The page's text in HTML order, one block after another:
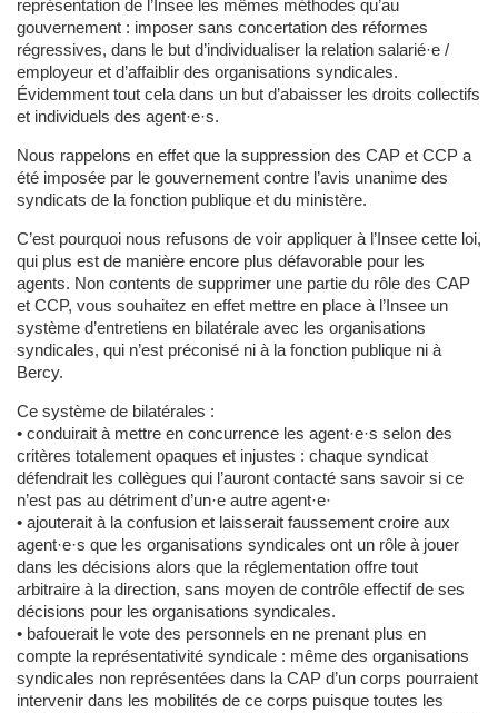
représentation de l’Insee les mêmes méthodes qu’au
gouvernement : imposer sans concertation des réformes
régressives, dans le but d’individualiser la relation salarié·e /
employeur et d’affaiblir des organisations syndicales.
Évidemment tout cela dans un but d’abaisser les droits collectifs
et individuels des agent·e·s.
Nous rappelons en effet que la suppression des CAP et CCP a
été imposée par le gouvernement contre l’avis unanime des
syndicats de la fonction publique et du ministère.
C’est pourquoi nous refusons de voir appliquer à l’Insee cette loi,
qui plus est de manière encore plus défavorable pour les
agents. Non contents de supprimer une partie du rôle des CAP
et CCP, vous souhaitez en effet mettre en place à l’Insee un
système d’entretiens en bilatérale avec les organisations
syndicales, qui n’est préconisé ni à la fonction publique ni à
Bercy.
Ce système de bilatérales :
• conduirait à mettre en concurrence les agent·e·s selon des
critères totalement opaques et injustes : chaque syndicat
défendrait les collègues qui l’auront contacté sans savoir si ce
n’est pas au détriment d’un·e autre agent·e·
• ajouterait à la confusion et laisserait faussement croire aux
agent·e·s que les organisations syndicales ont un rôle à jouer
dans les décisions alors que la réglementation offre tout
arbitraire à la direction, sans moyen de contrôle effectif de ses
décisions pour les organisations syndicales.
• bafouerait le vote des personnels en ne prenant plus en
compte la représentativité syndicale : même des organisations
syndicales non représentées dans la CAP d’un corps pourraient
intervenir dans les mobilités de ce corps puisque toutes les